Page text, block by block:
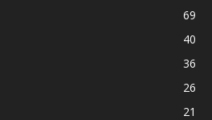
69
40
36
26
21